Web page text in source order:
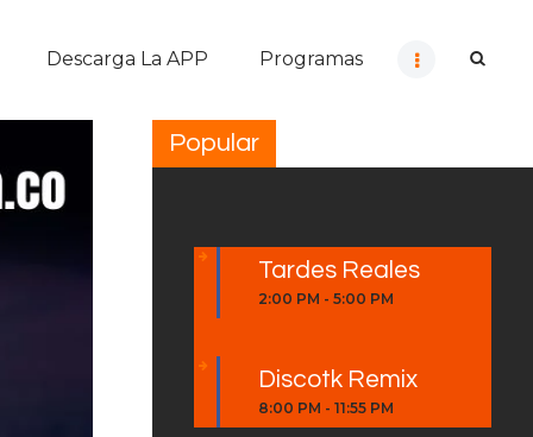
Descarga La APP Programas
Popular
Tardes Reales
2:00 PM -5:00 PM
Discotk Remix
8:00 PM -11:55 PM